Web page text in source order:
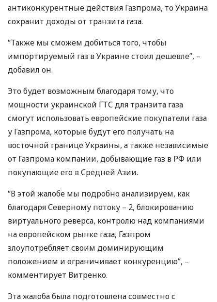
антиконкурентные действия Газпрома, то Украина
сохранит доходы от транзита газа.
“Также мы сможем добиться того, чтобы
импортируемый газ в Украине стоил дешевле”, –
добавил он.
Это будет возможным благодаря тому, что
мощности украинской ГТСдля транзита газа
смогут использовать европейские покупатели газа
у Газпрома, которые будут его получать на
восточной границе Украины, а также независимые
от Газпрома компании, добывающие газ в РФ или
покупающие его в Средней Азии.
“В этой жалобе мы подробно анализируем, как
благодаря Северному потоку – 2, блокированию
виртуального реверса, контролю над компаниями
на европейском рынке газа, Газпром
злоупотребляет своим доминирующим
положением и ограничивает конкуренцию”, –
комментирует Витренко.
Эта жалоба была подготовлена ​​совместно с